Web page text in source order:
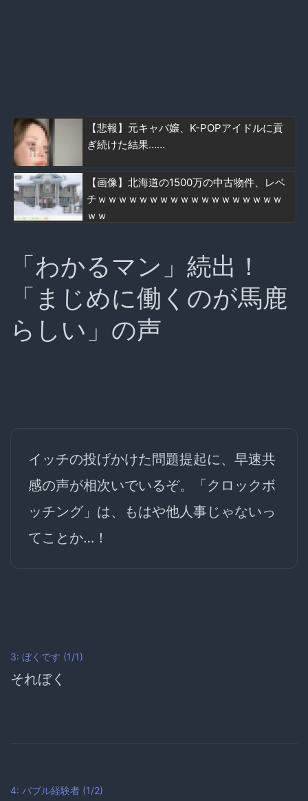
【悲報】元キャバ嬢、K-POPアイドルに貢
ぎ続けた結果……
【画像】北海道の1500万の中古物件、レベ
チｗｗｗｗｗｗｗｗｗｗｗｗｗｗｗｗｗｗ
ｗｗ
「わかるマン」続出！
「まじめに働くのが馬鹿
らしい」の声
イッチの投げかけた問題提起に、早速共
感の声が相次いでいるぞ。「クロックボ
ッチング」は、もはや他人事じゃないっ
てことか…！
3: ぼくです (1/1)
それぼく
4: バブル経験者 (1/2)